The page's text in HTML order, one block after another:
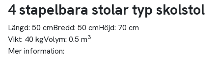
4 stapelbara stolar typ skolstol
Längd: 50 cmBredd: 50 cmHöjd: 70 cm
Vikt: 40 kgVolym: 0.5 m3
Mer information: